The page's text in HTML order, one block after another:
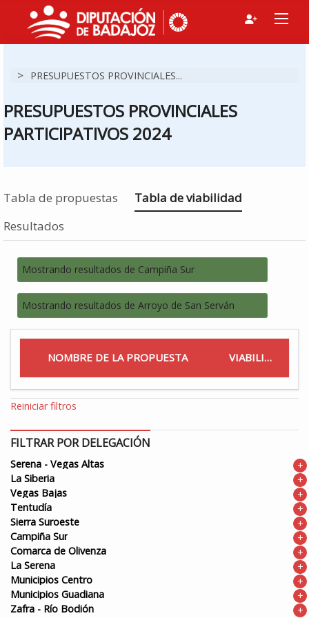
> PRESUPUESTOS PROVINCIALES...
PRESUPUESTOS PROVINCIALES
PARTICIPATIVOS 2024
Tabla de propuestas Estás en
Tabla de viabilidad
Resultados
Mostrando resultados de Campiña Sur
Mostrando resultados de Arroyo de San Serván
NOMBRE DE LA PROPUESTA VIABILIDAD
Reiniciar filtros
FILTRAR POR DELEGACIÓN